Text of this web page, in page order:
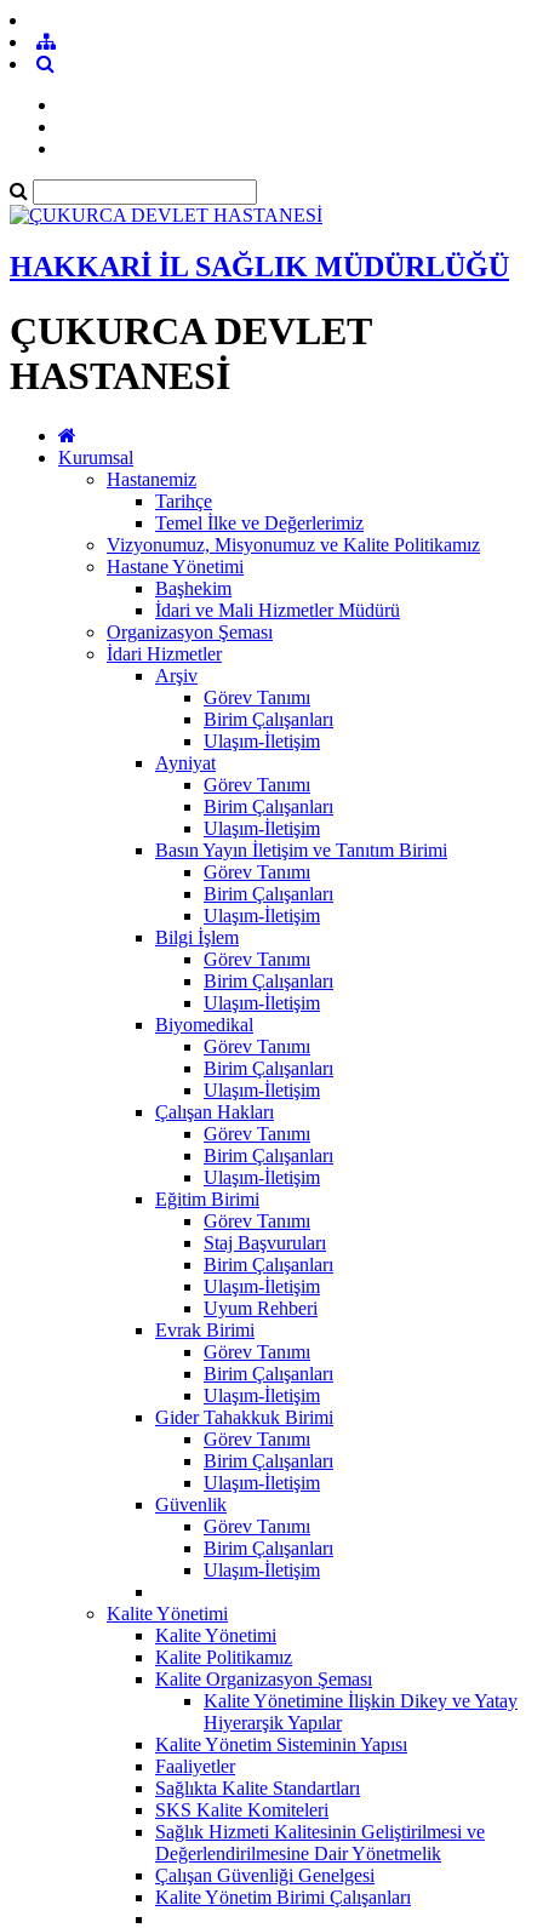
HAKKARİ İL SAĞLIK MÜDÜRLÜĞÜ
ÇUKURCA DEVLET
HASTANESİ
Kurumsal
Hastanemiz
Tarihçe
Temel İlke ve Değerlerimiz
Vizyonumuz, Misyonumuz ve Kalite Politikamız
Hastane Yönetimi
Başhekim
İdari ve Mali Hizmetler Müdürü
Organizasyon Şeması
İdari Hizmetler
Arşiv
Görev Tanımı
Birim Çalışanları
Ulaşım-İletişim
Ayniyat
Görev Tanımı
Birim Çalışanları
Ulaşım-İletişim
Basın Yayın İletişim ve Tanıtım Birimi
Görev Tanımı
Birim Çalışanları
Ulaşım-İletişim
Bilgi İşlem
Görev Tanımı
Birim Çalışanları
Ulaşım-İletişim
Biyomedikal
Görev Tanımı
Birim Çalışanları
Ulaşım-İletişim
Çalışan Hakları
Görev Tanımı
Birim Çalışanları
Ulaşım-İletişim
Eğitim Birimi
Görev Tanımı
Staj Başvuruları
Birim Çalışanları
Ulaşım-İletişim
Uyum Rehberi
Evrak Birimi
Görev Tanımı
Birim Çalışanları
Ulaşım-İletişim
Gider Tahakkuk Birimi
Görev Tanımı
Birim Çalışanları
Ulaşım-İletişim
Güvenlik
Görev Tanımı
Birim Çalışanları
Ulaşım-İletişim
Kalite Yönetimi
Kalite Yönetimi
Kalite Politikamız
Kalite Organizasyon Şeması
Kalite Yönetimine İlişkin Dikey ve Yatay
Hiyerarşik Yapılar
Kalite Yönetim Sisteminin Yapısı
Faaliyetler
Sağlıkta Kalite Standartları
SKS Kalite Komiteleri
Sağlık Hizmeti Kalitesinin Geliştirilmesi ve
Değerlendirilmesine Dair Yönetmelik
Çalışan Güvenliği Genelgesi
Kalite Yönetim Birimi Çalışanları